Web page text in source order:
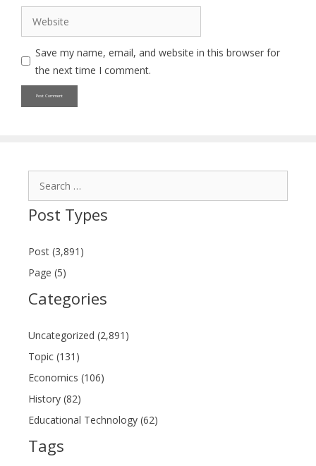
Website
Save my name, email, and website in this browser for
the next time I comment.
Post Types
Post (3,891)
Page (5)
Categories
Uncategorized (2,891)
Topic (131)
Economics (106)
History (82)
Educational Technology (62)
Tags